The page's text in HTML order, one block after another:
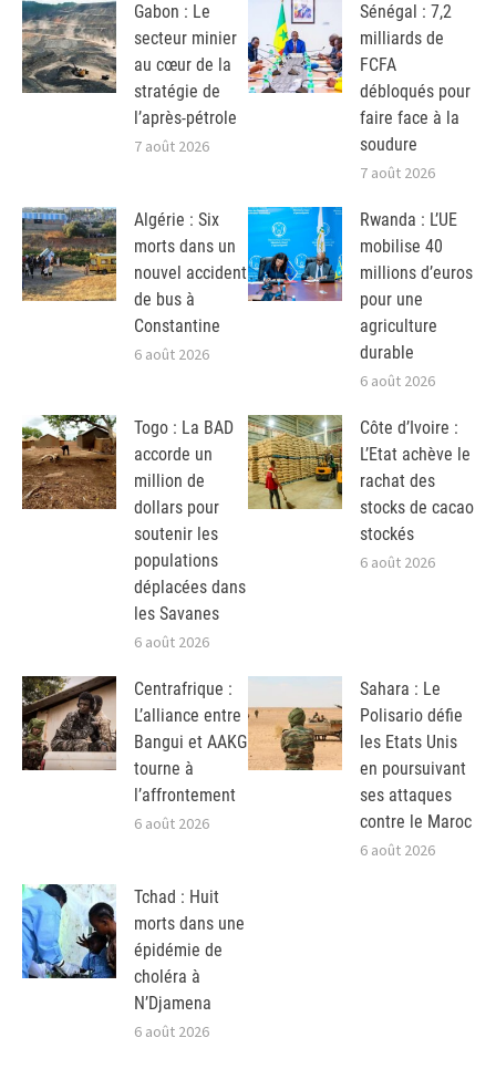
Gabon : Le
secteur minier
au cœur de la
stratégie de
l’après-pétrole
7 août 2026
Sénégal : 7,2
milliards de
FCFA
débloqués pour
faire face à la
soudure
7 août 2026
Algérie : Six
morts dans un
nouvel accident
de bus à
Constantine
6 août 2026
Rwanda : L’UE
mobilise 40
millions d’euros
pour une
agriculture
durable
6 août 2026
Togo : La BAD
accorde un
million de
dollars pour
soutenir les
populations
déplacées dans
les Savanes
6 août 2026
Côte d’Ivoire :
L’Etat achève le
rachat des
stocks de cacao
stockés
6 août 2026
Centrafrique :
L’alliance entre
Bangui et AAKG
tourne à
l’affrontement
6 août 2026
Sahara : Le
Polisario défie
les Etats Unis
en poursuivant
ses attaques
contre le Maroc
6 août 2026
Tchad : Huit
morts dans une
épidémie de
choléra à
N’Djamena
6 août 2026